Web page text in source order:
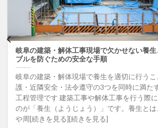
岐阜の建築・解体工事現場で欠かせない養
ブルを防ぐための安全な手順
岐阜の建築・解体現場で養生を適切に行う
護・近隣安全・法令遵守の3つを同時に満た
工程管理です 建築工事や解体工事を行う際
のが「養生（ようじょう）」です。養生と
や周[続きを見る][続きを見る]